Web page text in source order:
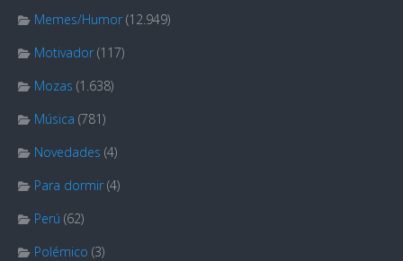
Memes/Humor (12.949)
Motivador (117)
Mozas (1.638)
Música (781)
Novedades (4)
Para dormir (4)
Perú (62)
Polémico (3)